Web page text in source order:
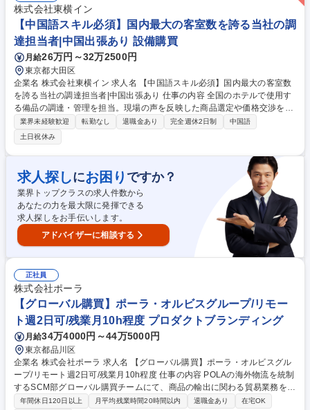
種 【生産管理/購買】サーティワンアイスクリーム製造のための生産管
理・購買業務
株式会社東横イン
【中国語スキル必須】国内最大の客室数を誇る当社の調
達担当者|中国出張あり 設備購買
月給26万円～32万2500円
東京都大田区
企業名 株式会社東横イン 求人名 【中国語スキル必須】国内最大の客室数
を誇る当社の調達担当者|中国出張あり 仕事の内容 全国のホテルで使用す
る備品の調達・管理を担当。現場の声を反映した商品選定や価格交渉を通
じ、品質・コスト・供給体制の最適化を推進します。 ≪詳細≫ ■中国・国
内メーカーとの関係構築、折衝、発注、価格交渉 ■納期管理および輸送ス
ケジュールの調整 ■不具合発生時の原因究明・改善交渉 ■ホテル備品選
定、検証店舗でのテスト運用（月1回程度訪問） ■倉庫の在庫管理・納品
確認 募集職種 【中国語スキル必須】国内最大の客室数を誇る当社の調達
担当者|中国出張あり
業界未経験歓迎 転勤なし 退職金あり 完全週休2日制
中国語
土日祝休み
求人探しにお困り ですか？
業界トップクラスの求人件数から
あなたの力を最大限に発揮できる
求人探しをお手伝いします。
アドバイザーに相談する
正社員
株式会社ポーラ
【グローバル購買】ポーラ・オルビスグループ/リモー
ト週2日可/残業月10h程度 プロダクトブランディング
月給34万4000円～44万5000円
東京都品川区
企業名 株式会社ポーラ 求人名 【グローバル購買】ポーラ・オルビスグル
ープ/リモート週2日可/残業月10h程度 仕事の内容 POLAの海外物流を統制
するSCM部グローバル購買チームにて、商品の輸出に関わる貿易業務をお
任せします。基本は船での輸送が主になりますが、緊急度や状況により、
年間休日120日以上 月平均残業時間20時間以内 退職金あり
在宅OK